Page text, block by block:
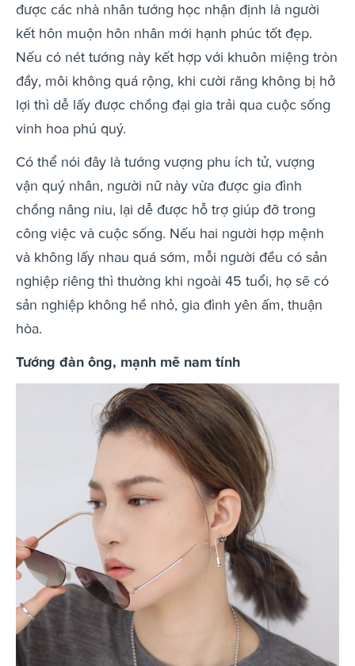
được các nhà nhân tướng học nhận định là người
kết hôn muộn hôn nhân mới hạnh phúc tốt đẹp.
Nếu có nét tướng này kết hợp với khuôn miệng tròn
đầy, môi không quá rộng, khi cười răng không bị hở
lợi thì dễ lấy được chồng đại gia trải qua cuộc sống
vinh hoa phú quý.
Có thể nói đây là tướng vượng phu ích tử, vượng
vận quý nhân, người nữ này vừa được gia đình
chồng nâng niu, lại dễ được hỗ trợ giúp đỡ trong
công việc và cuộc sống. Nếu hai người hợp mệnh
và không lấy nhau quá sớm, mỗi người đều có sản
nghiệp riêng thì thường khi ngoài 45 tuổi, họ sẽ có
sản nghiệp không hề nhỏ, gia đình yên ấm, thuận
hòa.
Tướng đàn ông, mạnh mẽ nam tính